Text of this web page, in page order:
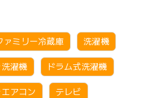
ァミリー冷蔵庫 洗濯機
濯機 ドラム式洗濯機
アコン テレビ